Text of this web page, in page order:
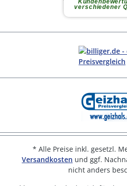
* Alle Preise inkl. gesetzl.
Versandkosten und ggf.
nicht anders